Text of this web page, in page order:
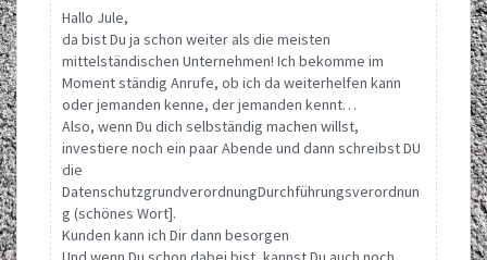
Hallo Jule,
da bist Du ja schon weiter als die meisten
mittelständischen Unternehmen! Ich bekomme im
Moment ständig Anrufe, ob ich da weiterhelfen kann
oder jemanden kenne, der jemanden kennt…
Also, wenn Du dich selbständig machen willst,
investiere noch ein paar Abende und dann schreibst DU
die
DatenschutzgrundverordnungDurchführungsverordnun
g (schönes Wort].
Kunden kann ich Dir dann besorgen